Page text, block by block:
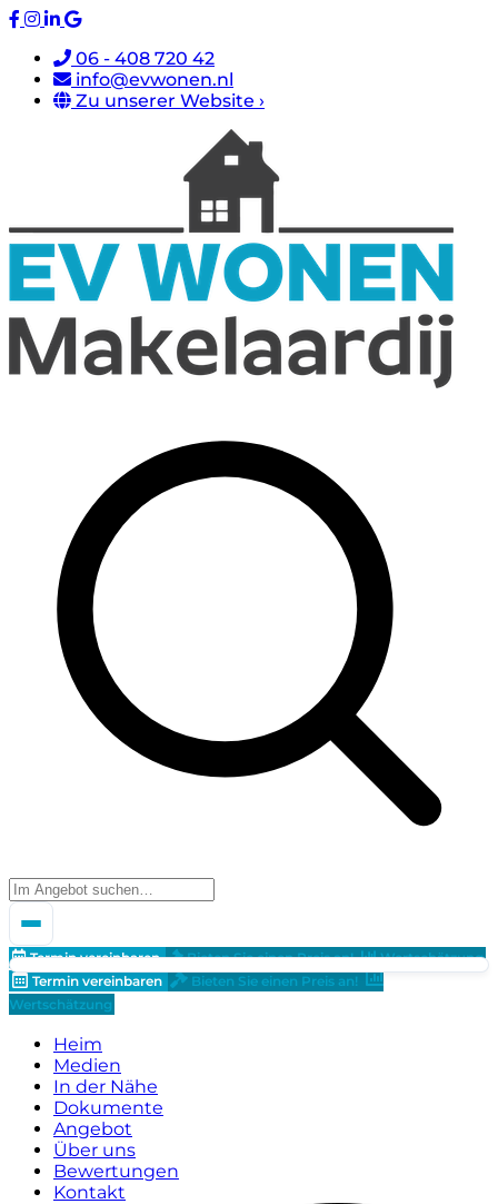
06 - 408 720 42
info@evwonen.nl
Zu unserer Website ›
Termin vereinbaren Bieten Sie einen Preis an!
Wertschätzung
Termin vereinbaren
Bieten Sie einen Preis an!
Wertschätzung
Heim
Medien
In der Nähe
Dokumente
Angebot
Über uns
Bewertungen
Kontakt